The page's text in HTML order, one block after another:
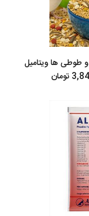
ها ویتامیل